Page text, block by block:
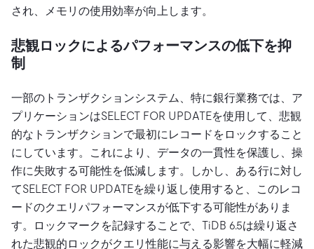
され、メモリの使用効率が向上します。
悲観ロックによるパフォーマンスの低下を抑
制
一部のトランザクションシステム、特に銀行業務では、ア
プリケーションはSELECT FOR UPDATEを使用して、悲観
的なトランザクションで最初にレコードをロックすること
にしています。これにより、データの一貫性を保護し、操
作に失敗する可能性を低減します。しかし、ある行に対し
てSELECT FOR UPDATEを繰り返し使用すると、このレコ
ードのクエリパフォーマンスが低下する可能性がありま
す。ロックマークを記録することで、TiDB 6.5は繰り返さ
れた悲観的ロックがクエリ性能に与える影響を大幅に軽減